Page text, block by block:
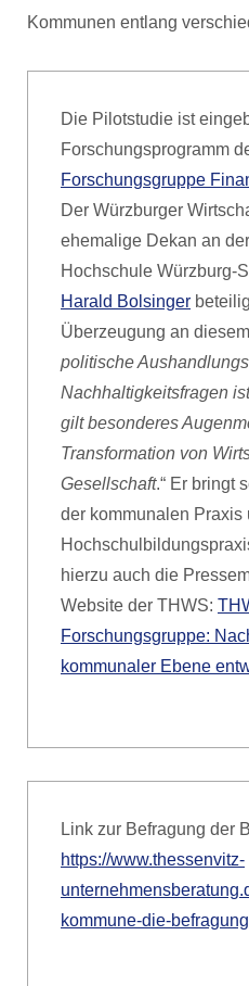
Kommunen entlang
Die Pilotstudie ist
Forschungsprogramm
Forschungsgruppe
Der Würzburger
ehemalige Dekan an
Hochschule Würzburg-
Harald Bolsinger
Überzeugung an
politische
Nachhaltigkeitsfragen
gilt besonderes
Transformation von
Gesellschaft.“ Er bringt
der kommunalen Praxis
hierzu auch die
Website der THWS:
Forschungsgruppe:
kommunaler Ebene
Link zur Befragung der
https://www.thessenvitz-
kommune-die-